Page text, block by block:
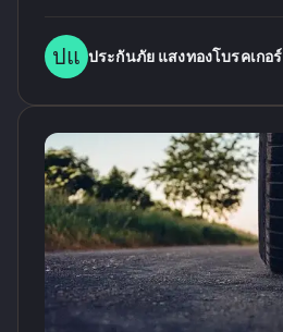
ปแ ประกันภัย แสงทองโบรคเกอร์